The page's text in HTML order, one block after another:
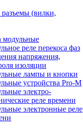
(вилки,
модульные
реле перекоса фаз
напряжения,
изоляции
лампы и кнопки
устройства Pro-M
электро-
реле времени
электронные реле